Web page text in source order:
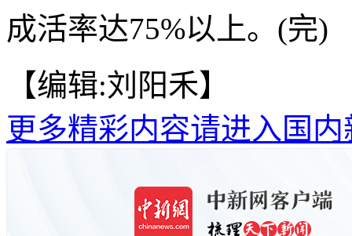
成活率达75%以上。(完)
【编辑:刘阳禾】
更多精彩内容请进入国内